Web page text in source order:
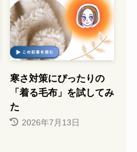
寒さ対策にぴったりの
「着る毛布」を試してみ
た
2026年7月13日